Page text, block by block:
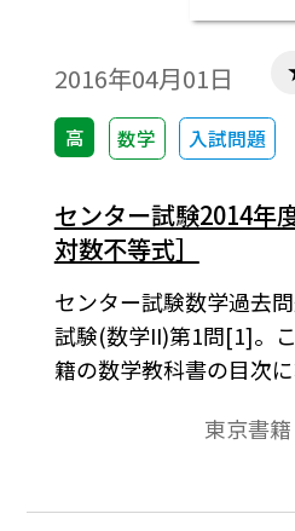
2016年04月01日
高 数学 入試問題
センター試験2014年
対数不等式］
センター試験数学過去
試験(数学II)第1問[1]。
籍の数学教科書の目次
題と解答で構成されてい
東京書